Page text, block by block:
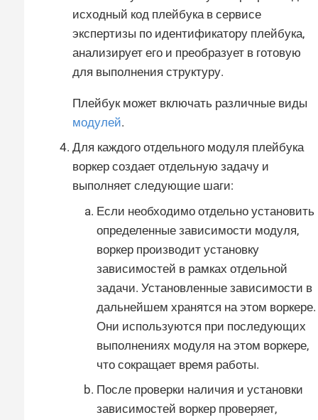
исходный код плейбука в сервисе
экспертизы по идентификатору плейбука,
анализирует его и преобразует в готовую
для выполнения структуру.
Плейбук может включать различные виды
модулей.
Для каждого отдельного модуля плейбука
воркер создает отдельную задачу и
выполняет следующие шаги:
Если необходимо отдельно установить
определенные зависимости модуля,
воркер производит установку
зависимостей в рамках отдельной
задачи. Установленные зависимости в
дальнейшем хранятся на этом воркере.
Они используются при последующих
выполнениях модуля на этом воркере,
что сокращает время работы.
После проверки наличия и установки
зависимостей воркер проверяет,